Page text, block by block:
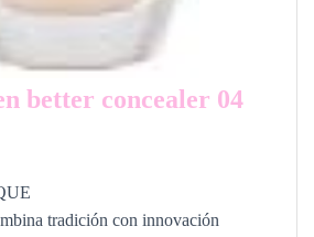
better concealer 04
tradición con innovación